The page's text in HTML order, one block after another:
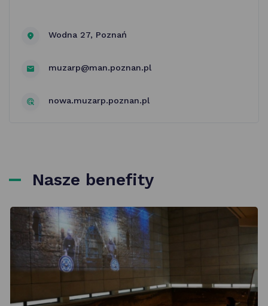
Wodna 27, Poznań
muzarp@man.poznan.pl
nowa.muzarp.poznan.pl
Nasze benefity